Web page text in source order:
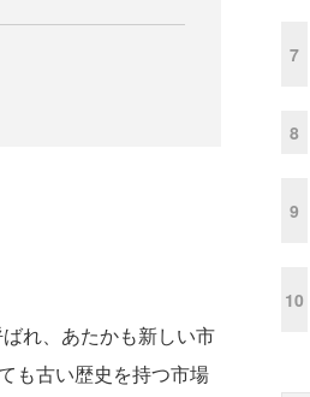
れ、あたかも新しい市
も古い歴史を持つ市場
7
8
9
10